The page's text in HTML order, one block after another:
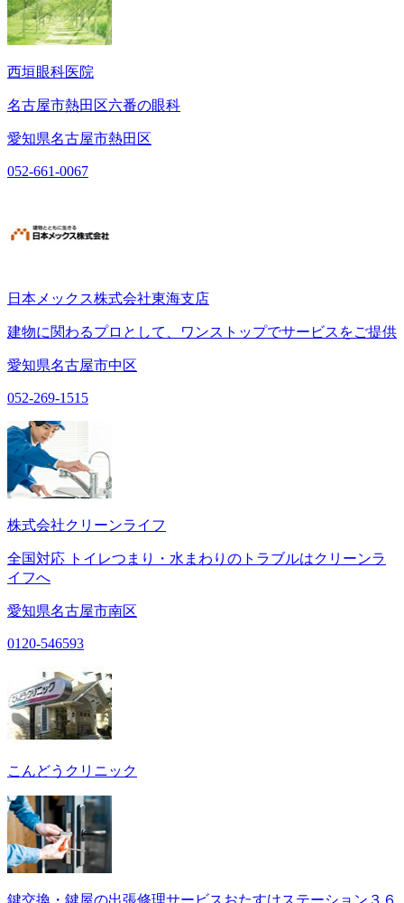
西垣眼科医院
名古屋市熱田区六番の眼科
愛知県名古屋市熱田区
052-661-0067
日本メックス株式会社東海支店
建物に関わるプロとして、ワンストップでサービスをご提供
愛知県名古屋市中区
052-269-1515
株式会社クリーンライフ
全国対応 トイレつまり・水まわりのトラブルはクリーンラ
イフへ
愛知県名古屋市南区
0120-546593
こんどうクリニック
鍵交換・鍵屋の出張修理サービスおたすけステーション３６